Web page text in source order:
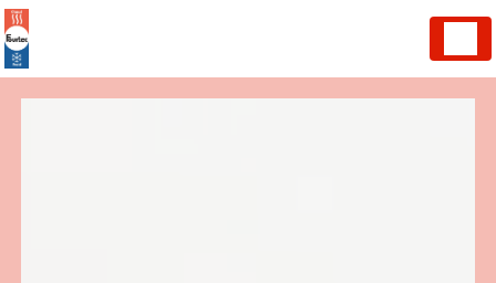
Panneau de gestion des cookies